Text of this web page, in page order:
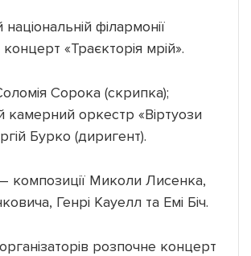
національній філармонії
«Траєкторія мрій».
Сорока (скрипка);
камерний оркестр «Віртуози
Бурко (диригент).
композиції Миколи Лисенка,
Генрі Кауелл та Емі Біч.
розпочне концерт